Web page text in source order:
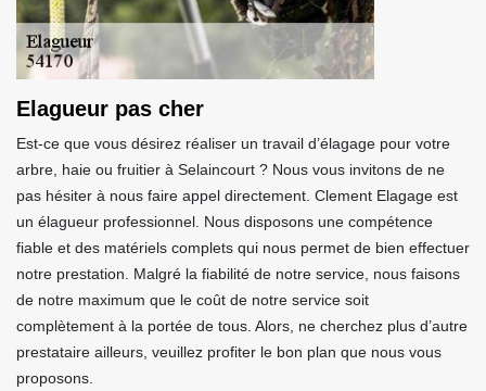
Elagueur pas cher
Est-ce que vous désirez réaliser un travail d’élagage pour votre
arbre, haie ou fruitier à Selaincourt ? Nous vous invitons de ne
pas hésiter à nous faire appel directement. Clement Elagage est
un élagueur professionnel. Nous disposons une compétence
fiable et des matériels complets qui nous permet de bien effectuer
notre prestation. Malgré la fiabilité de notre service, nous faisons
de notre maximum que le coût de notre service soit
complètement à la portée de tous. Alors, ne cherchez plus d’autre
prestataire ailleurs, veuillez profiter le bon plan que nous vous
proposons.